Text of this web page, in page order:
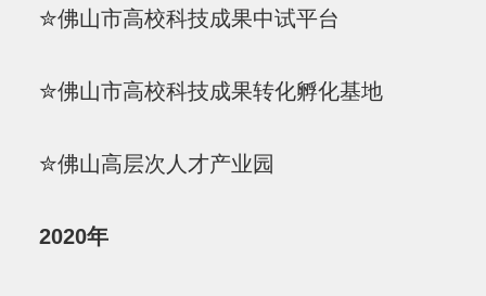
✮佛山市高校科技成果中试平台
✮佛山市高校科技成果转化孵化基地
✮佛山高层次人才产业园
2020年